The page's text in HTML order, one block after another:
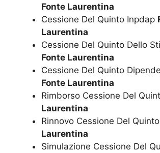
Fonte Laurentina
Cessione Del Quinto Inpdap
Laurentina
Cessione Del Quinto Dello
Fonte Laurentina
Cessione Del Quinto
Fonte Laurentina
Rimborso Cessione Del
Laurentina
Rinnovo Cessione Del Quinto
Laurentina
Simulazione Cessione Del